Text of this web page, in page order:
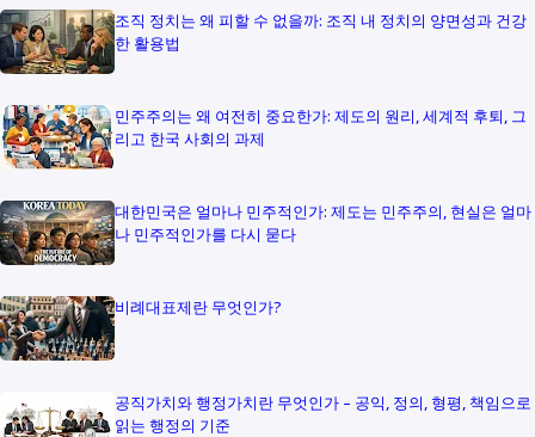
조직 정치는 왜 피할 수 없을까: 조직 내 정치의 양면성과 건강
한 활용법
민주주의는 왜 여전히 중요한가: 제도의 원리, 세계적 후퇴, 그
리고 한국 사회의 과제
대한민국은 얼마나 민주적인가: 제도는 민주주의, 현실은 얼마
나 민주적인가를 다시 묻다
비례대표제란 무엇인가?
공직가치와 행정가치란 무엇인가 – 공익, 정의, 형평, 책임으로
읽는 행정의 기준